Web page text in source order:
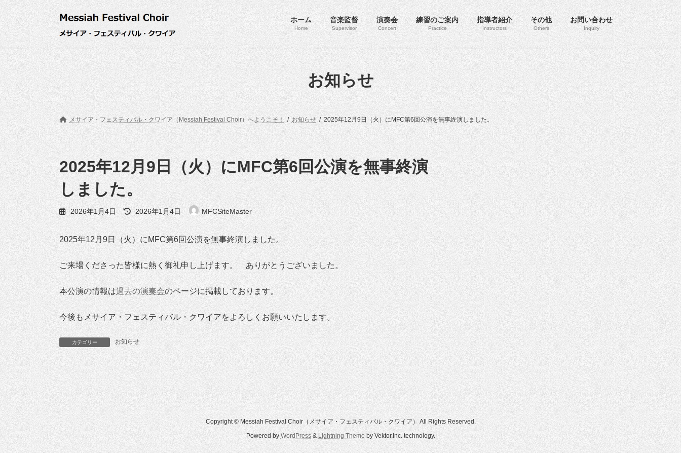
コ
ン
テ
ン
ツ
へ
ス
キ
ッ
プ
ナ
ビ
ゲ
ー
シ
ョ
ン
に
移
動
ホーム
Home
音楽監督
Supervisor
演奏会
Concert
練習のご案内
Practice
指導者紹介
Instructors
その他
Others
お問い合わせ
Inquiry
お知らせ
メサイア・フェスティバル・クワイア（Messiah Festival Choir）へようこそ！ お知らせ 2025年12月9日（火）にMFC第6回公演を無事終演しました。
2025年12月9日（火）にMFC第6回公演を無事終演
しました。
2026年1月4日
最
終
更
新
日
時
:
2026年1月4日 MFCSiteMaster
2025年12月9日（火）にMFC第6回公演を無事終演しました。
ご来場くださった皆様に熱く御礼申し上げます。 ありがとうございました。
本公演の情報は過去の演奏会のページに掲載しております。
今後もメサイア・フェスティバル・クワイアをよろしくお願いいたします。
カテゴリー お知らせ
Copyright © Messiah Festival Choir（メサイア・フェスティバル・クワイア） All Rights Reserved.
Powered by WordPress& Lightning Theme by Vektor,Inc. technology.